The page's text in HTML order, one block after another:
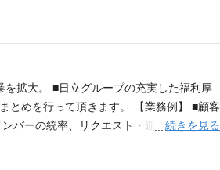
折衝、社内事務等 必要な能力・経験 【必
、FWなど）構築・運用経験 【こんな方を
まで、一気通貫した幅広いＩＣＴソリュ
拡大。 ■日立グループの充実した福利厚
とめを行って頂きます。 【業務例】 ■顧客
バーの統率、リクエスト・運用課題の管
を中心としたマネジメント経験 ■クラウ
でも可）の資格 ■30人月以上のプロジェ
続きを見る